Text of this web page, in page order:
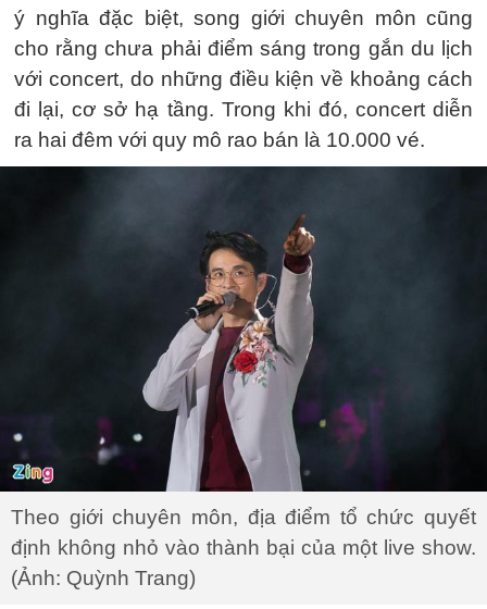
ý nghĩa đặc biệt, song giới chuyên môn cũng
cho rằng chưa phải điểm sáng trong gắn du lịch
với concert, do những điều kiện về khoảng cách
đi lại, cơ sở hạ tầng. Trong khi đó, concert diễn
ra hai đêm với quy mô rao bán là 10.000 vé.
Theo giới chuyên môn, địa điểm tổ chức quyết
định không nhỏ vào thành bại của một live show.
(Ảnh: Quỳnh Trang)